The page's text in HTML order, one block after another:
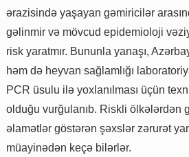
ərazisində yaşayan gəmiricilər
gəlinmir və mövcud epidemioloji
risk yaratmır. Bununla yanaşı,
həm də heyvan sağlamlığı
PCR üsulu ilə yoxlanılması üçün
olduğu vurğulanıb. Riskli ölkələrdən
əlamətlər göstərən şəxslər zərurət
müayinədən keçə bilərlər.